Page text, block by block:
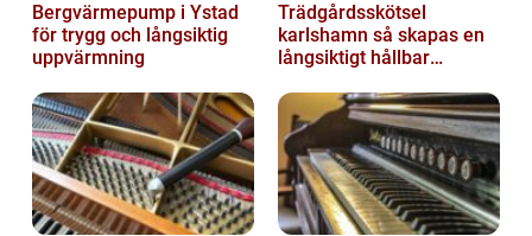
Bergvärmepump i Ystad
för trygg och långsiktig
uppvärmning
Trädgårdsskötsel
karlshamn så skapas en
långsiktigt hållbar